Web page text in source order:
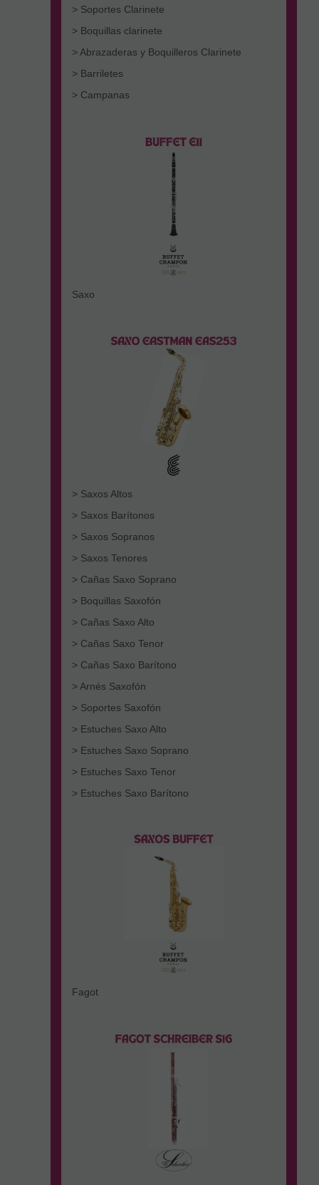
> Soportes Clarinete
> Boquillas clarinete
> Abrazaderas y Boquilleros Clarinete
> Barriletes
> Campanas
Saxo
> Saxos Altos
> Saxos Barítonos
> Saxos Sopranos
> Saxos Tenores
> Cañas Saxo Soprano
> Boquillas Saxofón
> Cañas Saxo Alto
> Cañas Saxo Tenor
> Cañas Saxo Barítono
> Arnés Saxofón
> Soportes Saxofón
> Estuches Saxo Alto
> Estuches Saxo Soprano
> Estuches Saxo Tenor
> Estuches Saxo Barítono
Fagot